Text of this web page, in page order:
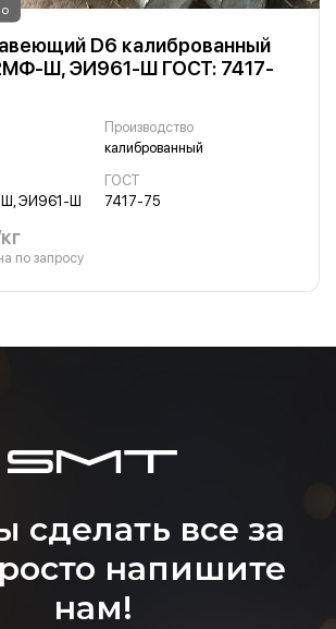
D6 калиброванный
Ш, ЭИ961-Ш ГОСТ: 7417-
Производство
калиброванный
ЭИ961-Ш
ГОСТ
7417-75
по запросу
сделать все за
напишите
нам!